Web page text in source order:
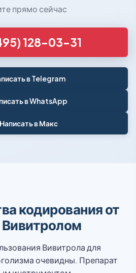
прямо сейчас
128-03-31
в Telegram
в WhatsApp
Написать в Макс
кодирования от
Вивитролом
Вивитрола для
очевидны. Препарат